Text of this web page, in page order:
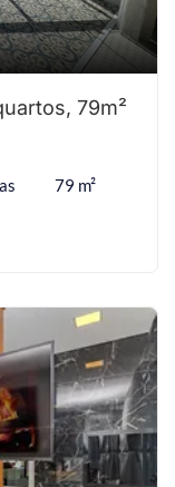
79m²
79 m²